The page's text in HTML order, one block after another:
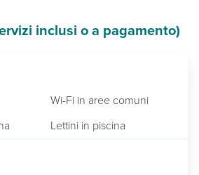
inclusi o a pagamento)
Wi-Fi in aree comuni
Lettini in piscina